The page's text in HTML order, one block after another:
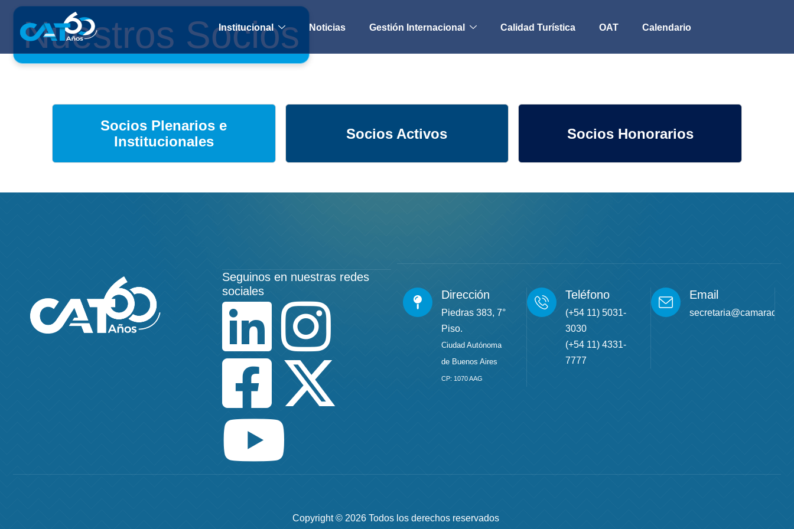
Institucional Noticias Gestión Internacional Calidad Turística OAT Calendario
Nuestros Socios
Socios Plenarios e
Institucionales
Socios Activos Socios Honorarios
Seguinos en nuestras redes
sociales
Dirección
Piedras 383, 7°
Piso.
Ciudad Autónoma
de Buenos Aires
CP: 1070 AAG
Teléfono
(+54 11) 5031-
3030
(+54 11) 4331-
7777
Email
Copyright © 2026 Todos los derechos reservados